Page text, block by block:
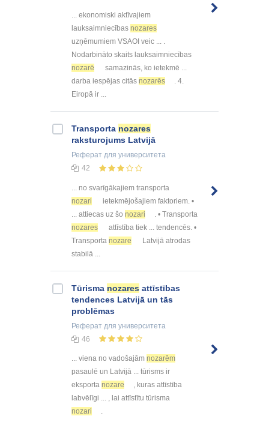
... ekonomiski aktīvajiem
lauksaimniecības nozares
uzņēmumiem VSAOI veic ... .
Nodarbināto skaits lauksaimniecības
nozarē
samazinās, ko ietekmē ...
darba iespējas citās nozarēs
. 4.
Eiropā ir ...
Transporta nozares
raksturojums Latvijā
Реферат для университета
42
... no svarīgākajiem transporta
nozari
ietekmējošajiem faktoriem. •
... attiecas uz šo nozari
. • Transporta
nozares
attīstība tiek ... tendencēs. •
Transporta nozare
Latvijā atrodas
stabilā ...
Tūrisma nozares attīstības
tendences Latvijā un tās
problēmas
Реферат для университета
46
... viena no vadošajām nozarēm
pasaulē un Latvijā ... tūrisms ir
eksporta nozare
, kuras attīstība
labvēlīgi ... , lai attīstītu tūrisma
nozari
.